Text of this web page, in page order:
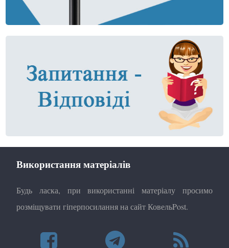
Використання матеріалів
Будь ласка, при використанні матеріалу просимо
розміщувати гіперпосилання на сайт КовельPost.